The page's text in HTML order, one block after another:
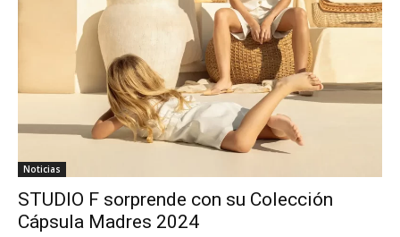
Noticias
STUDIO F sorprende con su Colección
Cápsula Madres 2024